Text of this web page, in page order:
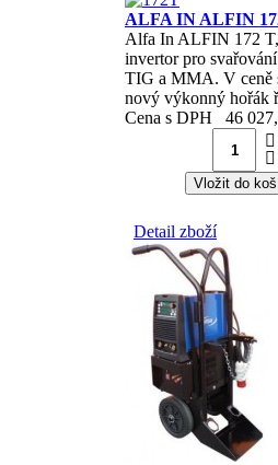
ALFA IN ALFIN
Alfa In ALFIN 172
invertor pro
TIG a MMA. V ceně
nový výkonný hořák
Cena s DPH
46
Detail zboží